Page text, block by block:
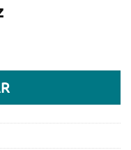
O
é:
14.990Kz.